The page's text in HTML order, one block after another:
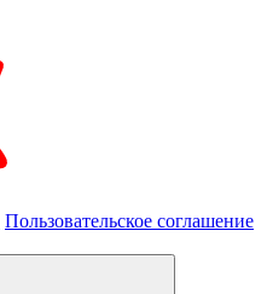
Пользовательское соглашение